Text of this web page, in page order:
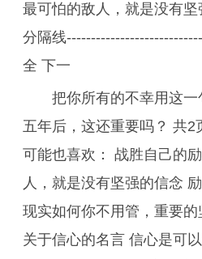
最可怕的敌人，就是没有
分隔线
全 下一
把你所有的不幸用这一
五年后，这还重要吗？ 共2
可能也喜欢： 战胜自己的
人，就是没有坚强的信念
现实如何你不用管，重要
关于信心的名言 信心是可